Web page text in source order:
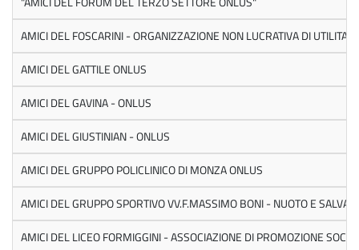
AMICI DEL FOSCARINI - ORGANIZZAZIONE NON LUCRATIVA DI UTILITA'
AMICI DEL GATTILE ONLUS
AMICI DEL GAVINA - ONLUS
AMICI DEL GIUSTINIAN - ONLUS
AMICI DEL GRUPPO POLICLINICO DI MONZA ONLUS
AMICI DEL GRUPPO SPORTIVO VV.F.MASSIMO BONI - NUOTO E
AMICI DEL LICEO FORMIGGINI - ASSOCIAZIONE DI PROMOZIONE